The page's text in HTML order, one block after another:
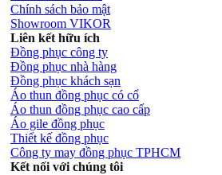
Chính sách bảo mật
Showroom VIKOR
Liên kết hữu ích
Đồng phục công ty
Đồng phục nhà hàng
Đồng phục khách sạn
Áo thun đồng phục có cổ
Áo thun đồng phục cao cấp
Áo gile đồng phục
Thiết kế đồng phục
Công ty may đồng phục TPHCM
Kết nối với chúng tôi